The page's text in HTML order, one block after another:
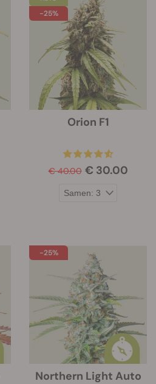
-25%
Orion F1
€ 40.00 € 30.00
-25%
Northern Light Auto